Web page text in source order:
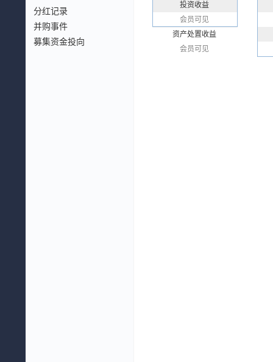
分红记录
并购事件
募集资金投向
投资收益
会员可见
资产处置收益
会员可见